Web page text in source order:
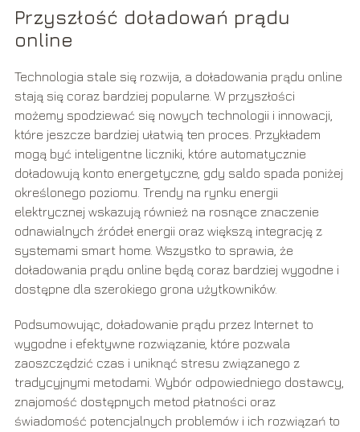
Przyszłość doładowań prądu
online
Technologia stale się rozwija, a doładowania prądu online
stają się coraz bardziej popularne. W przyszłości
możemy spodziewać się nowych technologii i innowacji,
które jeszcze bardziej ułatwią ten proces. Przykładem
mogą być inteligentne liczniki, które automatycznie
doładowują konto energetyczne, gdy saldo spada poniżej
określonego poziomu. Trendy na rynku energii
elektrycznej wskazują również na rosnące znaczenie
odnawialnych źródeł energii oraz większą integrację z
systemami smart home. Wszystko to sprawia, że
doładowania prądu online będą coraz bardziej wygodne i
dostępne dla szerokiego grona użytkowników.
Podsumowując, doładowanie prądu przez Internet to
wygodne i efektywne rozwiązanie, które pozwala
zaoszczędzić czas i uniknąć stresu związanego z
tradycyjnymi metodami. Wybór odpowiedniego dostawcy,
znajomość dostępnych metod płatności oraz
świadomość potencjalnych problemów i ich rozwiązań to